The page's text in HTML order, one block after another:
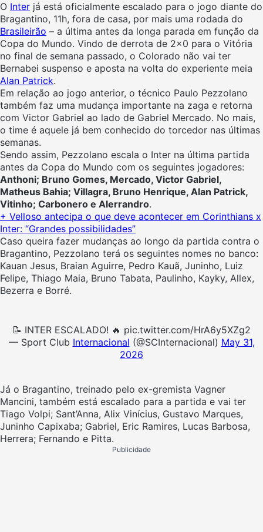
O Inter já está oficialmente escalado para o jogo diante do
Bragantino, 11h, fora de casa, por mais uma rodada do
Brasileirão – a última antes da longa parada em função da
Copa do Mundo. Vindo de derrota de 2×0 para o Vitória
no final de semana passado, o Colorado não vai ter
Bernabei suspenso e aposta na volta do experiente meia
Alan Patrick.
Em relação ao jogo anterior, o técnico Paulo Pezzolano
também faz uma mudança importante na zaga e retorna
com Victor Gabriel ao lado de Gabriel Mercado. No mais,
o time é aquele já bem conhecido do torcedor nas últimas
semanas.
Sendo assim, Pezzolano escala o Inter na última partida
antes da Copa do Mundo com os seguintes jogadores:
Anthoni; Bruno Gomes, Mercado, Victor Gabriel,
Matheus Bahia; Villagra, Bruno Henrique, Alan Patrick,
Vitinho; Carbonero e Alerrandro.
+ Velloso antecipa o que deve acontecer em Corinthians x
Inter: “Grandes possibilidades”
Caso queira fazer mudanças ao longo da partida contra o
Bragantino, Pezzolano terá os seguintes nomes no banco:
Kauan Jesus, Braian Aguirre, Pedro Kauã, Juninho, Luiz
Felipe, Thiago Maia, Bruno Tabata, Paulinho, Kayky, Allex,
Bezerra e Borré.
📝 INTER ESCALADO! 🔥 pic.twitter.com/HrA6y5XZg2
— Sport Club Internacional (@SCInternacional) May 31,
2026
Já o Bragantino, treinado pelo ex-gremista Vagner
Mancini, também está escalado para a partida e vai ter
Tiago Volpi; Sant’Anna, Alix Vinícius, Gustavo Marques,
Juninho Capixaba; Gabriel, Eric Ramires, Lucas Barbosa,
Herrera; Fernando e Pitta.
Publicidade